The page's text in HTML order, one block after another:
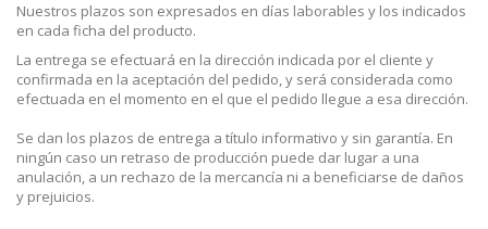
Nuestros plazos son expresados en días laborables y los indicados
en cada ficha del producto.
La entrega se efectuará en la dirección indicada por el cliente y
confirmada en la aceptación del pedido, y será considerada como
efectuada en el momento en el que el pedido llegue a esa dirección.
Se dan los plazos de entrega a título informativo y sin garantía. En
ningún caso un retraso de producción puede dar lugar a una
anulación, a un rechazo de la mercancía ni a beneficiarse de daños
y prejuicios.